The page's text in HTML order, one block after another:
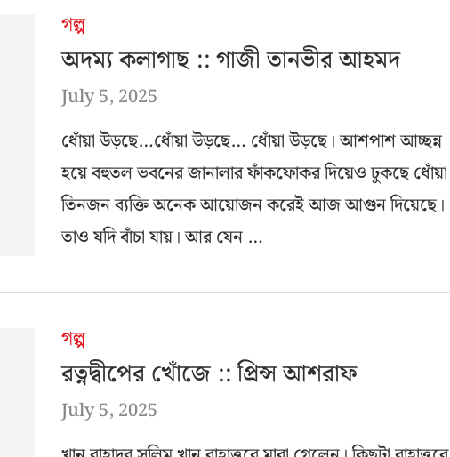
গল্প
অদম্য কলাগাছ :: গাজী তানভীর আহমদ
July 5, 2025
ধোঁয়া উড়ছে…ধোঁয়া উড়ছে… ধোঁয়া উড়ছে। আশপাশ আচ্ছন্ন
হয়ে বহুতল ভবনের জানালার ফাঁকফোকর দিয়েও ঢুকছে
তিনজন ব্যক্তি অনেক আয়োজন করেই আজ আগুন দিয়েছে।
তাও যদি বাঁচা যায়। আর যেন …
গল্প
রত্নদ্বীপের খোঁজে :: প্রিন্স আশরাফ
July 5, 2025